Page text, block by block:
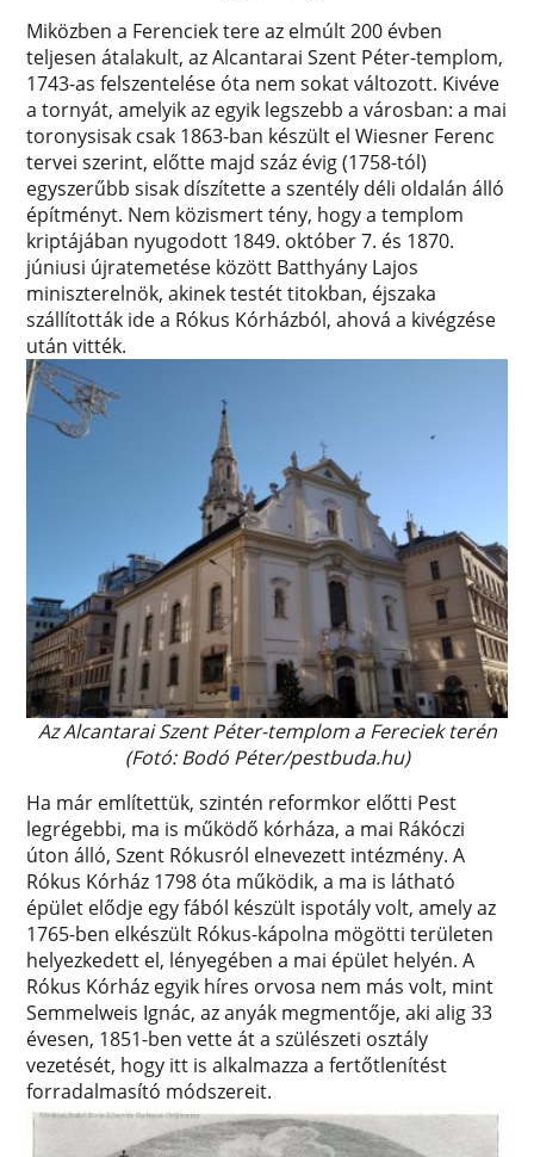
Miközben a Ferenciek tere az elmúlt 200 évben
teljesen átalakult, az Alcantarai Szent Péter-templom,
1743-as felszentelése óta nem sokat változott. Kivéve
a tornyát, amelyik az egyik legszebb a városban: a mai
toronysisak csak 1863-ban készült el Wiesner Ferenc
tervei szerint, előtte majd száz évig (1758-tól)
egyszerűbb sisak díszítette a szentély déli oldalán álló
építményt. Nem közismert tény, hogy a templom
kriptájában nyugodott 1849. október 7. és 1870.
júniusi újratemetése között Batthyány Lajos
miniszterelnök, akinek testét titokban, éjszaka
szállították ide a Rókus Kórházból, ahová a kivégzése
után vitték.
Az Alcantarai Szent Péter-templom a Fereciek terén
(Fotó: Bodó Péter/pestbuda.hu)
Ha már említettük, szintén reformkor előtti Pest
legrégebbi, ma is működő kórháza, a mai Rákóczi
úton álló, Szent Rókusról elnevezett intézmény. A
Rókus Kórház 1798 óta működik, a ma is látható
épület elődje egy fából készült ispotály volt, amely az
1765-ben elkészült Rókus-kápolna mögötti területen
helyezkedett el, lényegében a mai épület helyén. A
Rókus Kórház egyik híres orvosa nem más volt, mint
Semmelweis Ignác, az anyák megmentője, aki alig 33
évesen, 1851-ben vette át a szülészeti osztály
vezetését, hogy itt is alkalmazza a fertőtlenítést
forradalmasító módszereit.